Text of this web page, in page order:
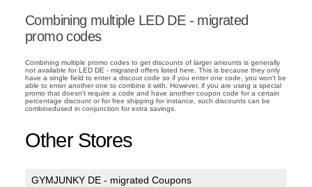
Combining multiple LED DE - migrated
promo codes
Combining multiple promo codes to get discounts of larger amounts is generally
not available for LED DE - migrated offers listed here. This is because they only
have a single field to enter a discout code so if you enter one code, you won't be
able to enter another one to combine it with. However, if you are using a special
promo that doesn't require a code and have another coupon code for a certain
percentage discount or for free shipping for instance, such discounts can be
combinedused in conjunction for extra savings.
Other Stores
GYMJUNKY DE - migrated Coupons